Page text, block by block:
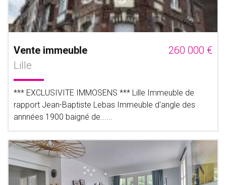
Vente immeuble
260 000 €
Lille
*** EXCLUSIVITE IMMOSENS *** Lille Immeuble de
rapport Jean-Baptiste Lebas Immeuble d'angle des
annnées 1900 baigné de......